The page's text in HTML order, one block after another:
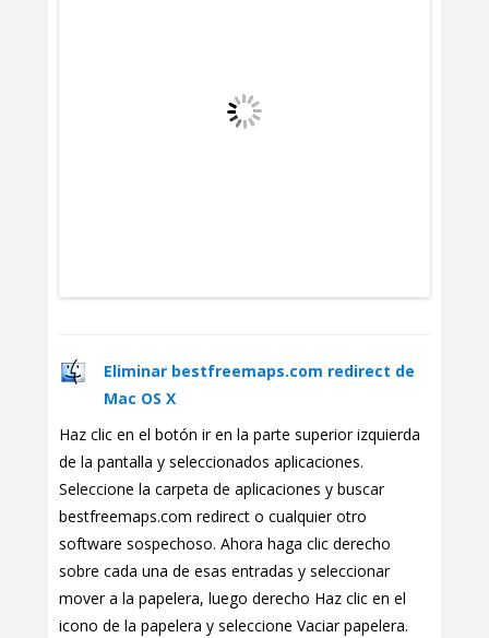
Eliminar bestfreemaps.com redirect de
Mac OS X
Haz clic en el botón ir en la parte superior izquierda
de la pantalla y seleccionados aplicaciones.
Seleccione la carpeta de aplicaciones y buscar
bestfreemaps.com redirect o cualquier otro
software sospechoso. Ahora haga clic derecho
sobre cada una de esas entradas y seleccionar
mover a la papelera, luego derecho Haz clic en el
icono de la papelera y seleccione Vaciar papelera.